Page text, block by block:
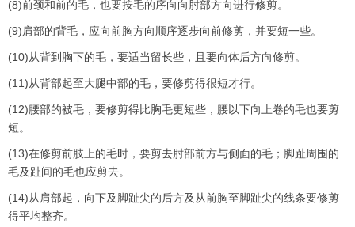
(8)前颈和前的毛，也要按毛的序向向肘部方向进行修剪。
(9)肩部的背毛，应向前胸方向顺序逐步向前修剪，并要短一些。
(10)从背到胸下的毛，要适当留长些，且要向体后方向修剪。
(11)从背部起至大腿中部的毛，要修剪得很短才行。
(12)腰部的被毛，要修剪得比胸毛更短些，腰以下向上卷的毛也要剪
短。
(13)在修剪前肢上的毛时，要剪去肘部前方与侧面的毛；脚趾周围的
毛及趾间的毛也应剪去。
(14)从肩部起，向下及脚趾尖的后方及从前胸至脚趾尖的线条要修剪
得平均整齐。